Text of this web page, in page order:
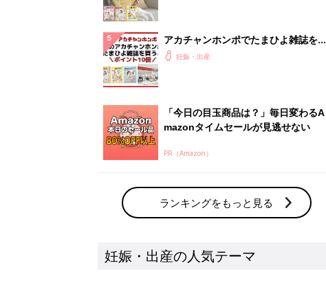
アカチャンホンポでたまひよ雑誌を買
うとポイント10倍【期間限定】
妊娠・出産
「今日の目玉商品は？」毎日変わるA
mazonタイムセールが見逃せない
PR（Amazon）
ランキングをもっと見る
妊娠・出産の人気テーマ